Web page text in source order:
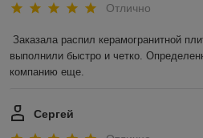
Отлично
Заказала распил керамогранитной
выполнили быстро и четко.
компанию еще.
Сергей